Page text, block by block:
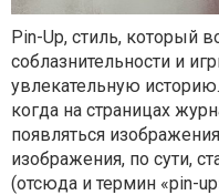
Pin-Up, стиль, который
соблазнительности и
увлекательную
когда на страницах
появляться
изображения, по сути,
(отсюда и термин «pin-